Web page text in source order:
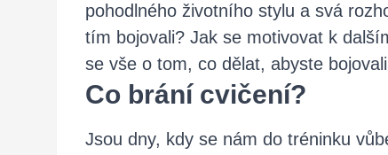
pohodlného životního stylu a svá
tím bojovali? Jak se motivovat k
se vše o tom, co dělat, abyste
Co brání cvičení?
Jsou dny, kdy se nám do tréninku